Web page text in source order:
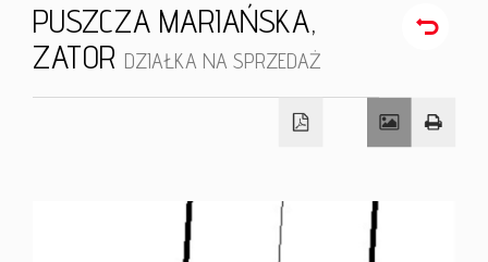
PUSZCZA MARIAŃSKA,
ZATOR DZIAŁKA NA SPRZEDAŻ